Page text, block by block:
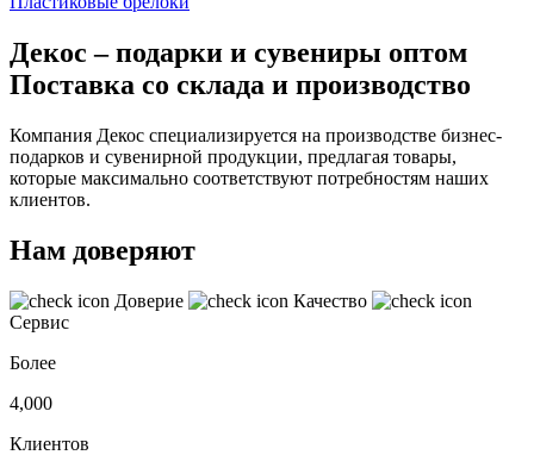
Декос – подарки и сувениры оптом
Поставка со склада и производство
Компания Декос специализируется на производстве бизнес-
подарков и сувенирной продукции, предлагая товары,
которые максимально соответствуют потребностям наших
клиентов.
Нам доверяют
Доверие
Качество
Сервис
Более
4,000
Клиентов